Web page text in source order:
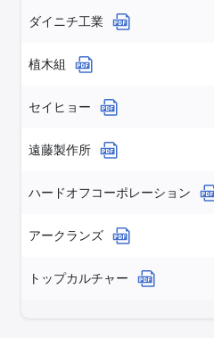
ダイニチ工業
植木組
セイヒョー
遠藤製作所
ハードオフコーポレーション
アークランズ
トップカルチャー